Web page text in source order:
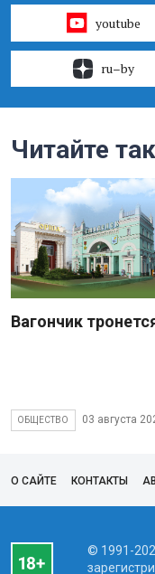
youtube
ru–by
Читайте
Вагончик
ОБЩЕСТВО 03 августа
О САЙТЕ КОНТАКТЫ
© 1991-